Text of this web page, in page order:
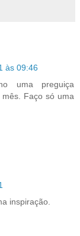
às 09:46
uma preguiça
Faço só uma
inspiração.